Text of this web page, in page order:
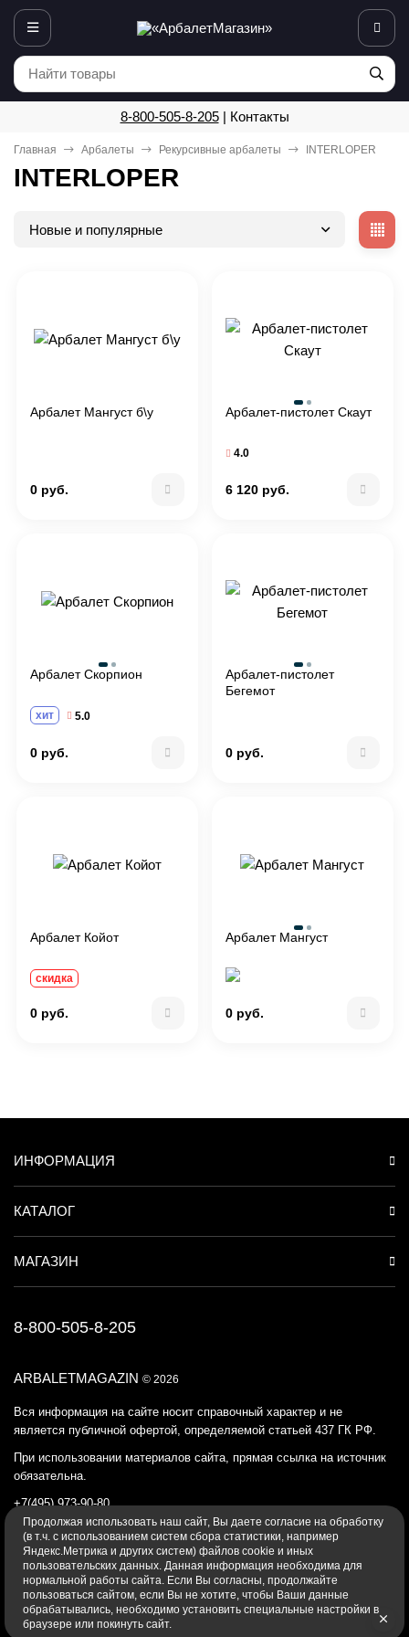
8-800-505-8-205| Контакты
Главная Арбалеты Рекурсивные арбалеты INTERLOPER
INTERLOPER
Новые и популярные
Арбалет Мангуст б\у
0 руб.
Арбалет-пистолет Скаут
4.0
6 120 руб.
Арбалет Скорпион
хит 5.0
0 руб.
Арбалет-пистолет
Бегемот
0 руб.
Арбалет Койот
скидка
0 руб.
Арбалет Мангуст
0 руб.
ARBALETMAGAZIN © 2026
Вся информация на сайте носит справочный характер и не
является публичной офертой, определяемой статьей 437 ГК РФ.
При использовании материалов сайта, прямая ссылка на источник
обязательна.
+7(495) 973-90-80
Политика конфиденциальности
ИНФОРМАЦИЯ
КАТАЛОГ
МАГАЗИН
8-800-505-8-205
Продолжая использовать наш cайт, Вы даете согласие на обработку
(в т.ч. с использованием систем сбора статистики, например
Яндекс.Метрика и других систем) файлов cookie и иных
пользовательских данных. Данная информация необходима для
нормальной работы сайта. Если Вы согласны, продолжайте
пользоваться сайтом, если Вы не хотите, чтобы Ваши данные
обрабатывались, необходимо установить специальные настройки в
браузере или покинуть сайт.